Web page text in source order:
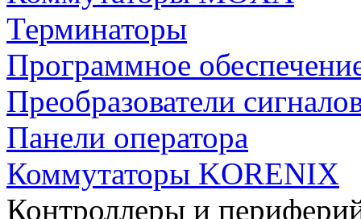
Терминаторы
Программное
Преобразователи
Панели оператора
Коммутаторы KORENIX
Контроллеры и